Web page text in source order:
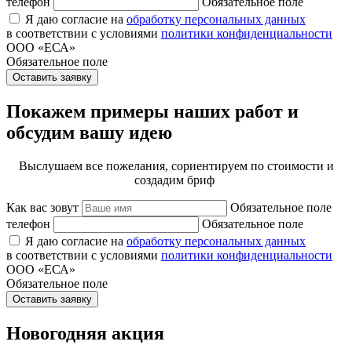
Я даю согласие на обработку персональных данных
в соответствии с условиями политики конфиденциальности
ООО «ЕСА»
Обязательное поле
Оставить заявку
Покажем примеры наших работ и
обсудим вашу идею
Выслушаем все пожелания, сориентируем по стоимости и
создадим бриф
Как вас зовут
Обязательное поле
телефон
Обязательное поле
Я даю согласие на обработку персональных данных
в соответствии с условиями политики конфиденциальности
ООО «ЕСА»
Обязательное поле
Оставить заявку
Новогодняя акция